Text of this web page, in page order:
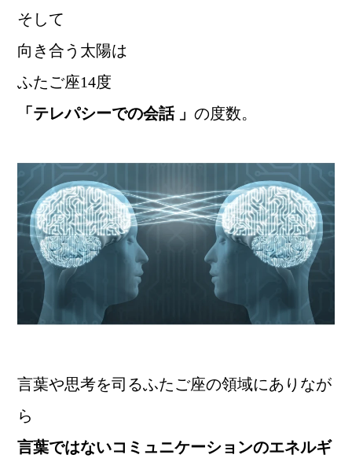
そして
向き合う太陽は
ふたご座14度
「テレパシーでの会話 」 の度数。
言葉や思考を司るふたご座の領域にありなが
ら
言葉ではないコミュニケーションのエネルギ